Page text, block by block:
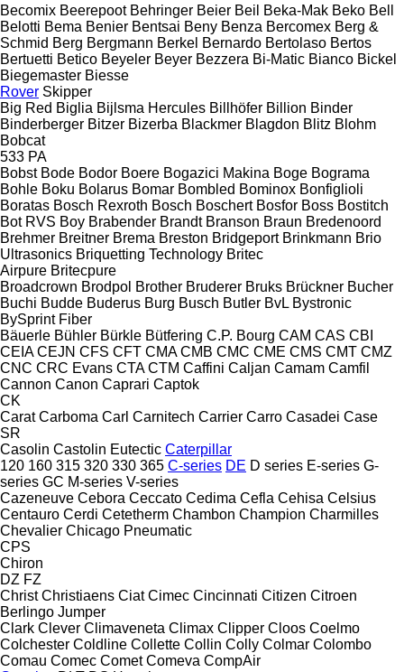
Becomix Beerepoot Behringer Beier Beil Beka-Mak Beko Bell
Belotti Bema Benier Bentsai Beny Benza Bercomex Berg &
Schmid Berg Bergmann Berkel Bernardo Bertolaso Bertos
Bertuetti Betico Beyeler Beyer Bezzera Bi-Matic Bianco Bickel
Biegemaster Biesse
Rover Skipper
Big Red Biglia Bijlsma Hercules Billhöfer Billion Binder
Binderberger Bitzer Bizerba Blackmer Blagdon Blitz Blohm
Bobcat
533 PA
Bobst Bode Bodor Boere Bogazici Makina Boge Bograma
Bohle Boku Bolarus Bomar Bombled Bominox Bonfiglioli
Boratas Bosch Rexroth Bosch Boschert Bosfor Boss Bostitch
Bot RVS Boy Brabender Brandt Branson Braun Bredenoord
Brehmer Breitner Brema Breston Bridgeport Brinkmann Brio
Ultrasonics Briquetting Technology Britec
Airpure Britecpure
Broadcrown Brodpol Brother Bruderer Bruks Brückner Bucher
Buchi Budde Buderus Burg Busch Butler BvL Bystronic
BySprint Fiber
Bäuerle Bühler Bürkle Bütfering C.P. Bourg CAM CAS CBI
CEIA CEJN CFS CFT CMA CMB CMC CME CMS CMT CMZ
CNC CRC Evans CTA CTM Caffini Caljan Camam Camfil
Cannon Canon Caprari Captok
CK
Carat Carboma Carl Carnitech Carrier Carro Casadei Case
SR
Casolin Castolin Eutectic Caterpillar
120 160 315 320 330 365 C-series DE D series E-series G-
series GC M-series V-series
Cazeneuve Cebora Ceccato Cedima Cefla Cehisa Celsius
Centauro Cerdi Cetetherm Chambon Champion Charmilles
Chevalier Chicago Pneumatic
CPS
Chiron
DZ FZ
Christ Christiaens Ciat Cimec Cincinnati Citizen Citroen
Berlingo Jumper
Clark Clever Climaveneta Climax Clipper Cloos Coelmo
Colchester Coldline Collette Collin Colly Colmar Colombo
Comau Comec Comet Comeva CompAir